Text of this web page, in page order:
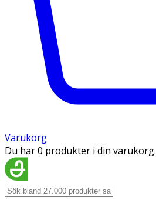
Varukorg
Du har 0 produkter i din varukorg.